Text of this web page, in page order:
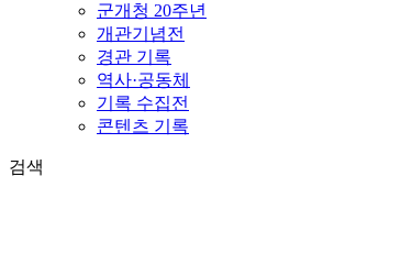
군개청 20주년
개관기념전
경관 기록
역사·공동체
기록 수집전
콘텐츠 기록
검색